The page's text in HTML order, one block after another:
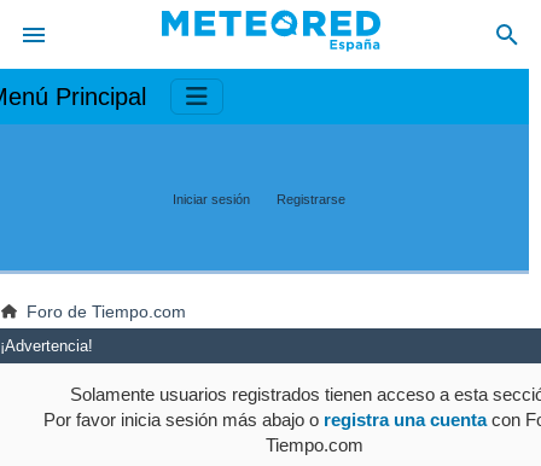
Principal
Iniciar sesión Registrarse
Foro de Tiempo.com
¡Advertencia!
Solamente usuarios registrados tienen acceso a esta
Por favor inicia sesión más abajo o registra una cuentacon
Tiempo.com